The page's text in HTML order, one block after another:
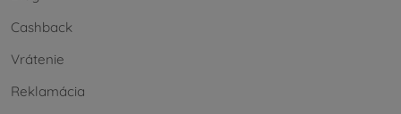
Cashback
Vrátenie
Reklamácia